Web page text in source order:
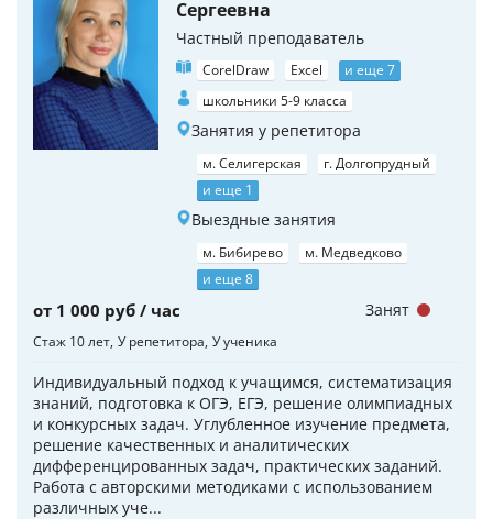
Сергеевна
Частный преподаватель
CorelDraw Excel
и еще 7
школьники 5-9 класса
Занятия у репетитора
м. Селигерская
г. Долгопрудный
и еще 1
Выездные занятия
м. Бибирево
м. Медведково
и еще 8
от 1 000 руб / час
Стаж 10 лет У репетитора У ученика
Индивидуальный подход к учащимся, систематизация
знаний, подготовка к ОГЭ, ЕГЭ, решение олимпиадных
и конкурсных задач. Углубленное изучение предмета,
решение качественных и аналитических
дифференцированных задач, практических заданий.
Работа с авторскими методиками с использованием
различных уче...
Занят